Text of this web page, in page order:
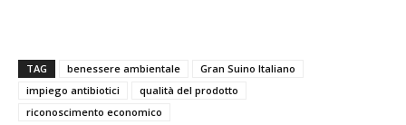
TAG benessere ambientale
Gran Suino Italiano
impiego antibiotici
qualità del prodotto
riconoscimento economico